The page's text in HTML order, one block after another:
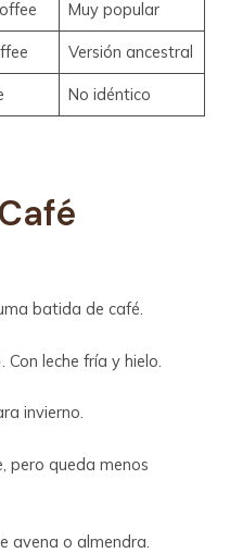
Muy popular
Versión ancestral
No idéntico
Café
batida de café.
. Con leche fría y hielo.
invierno.
pero queda menos
avena o almendra.